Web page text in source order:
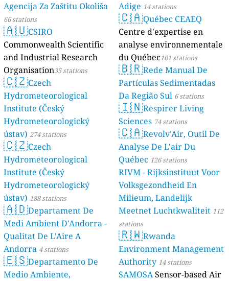
Agencija Za Zaštitu Okoliša
66 stations
🇦🇺CSIRO
Commonwealth Scientific
and Industrial Research
Organisation35 stations
🇨🇿Czech
Hydrometeorological
Institute (Český
Hydrometeorologický
ústav) 274 stations
🇨🇿Czech
Hydrometeorological
Institute (Český
Hydrometeorologický
ústav) 188 stations
🇦🇩Departament De
Medi Ambient D'Andorra -
Qualitat De L'Aire A
Andorra 4 stations
🇪🇸Departamento De
Medio Ambiente,
Adige 14 stations
🇨🇦Québec CEAEQ
Centre d'expertise en
analyse environnementale
du Québec101 stations
🇧🇷Rede Manual De
Partículas Sedimentadas
Da Região Sul 6 stations
🇮🇳Respirer Living
Sciences 74 stations
🇨🇦Revolv'Air, Outil De
Analyse De L'air Du
Québec 126 stations
RIVM - Rijksinstituut Voor
Volksgezondheid En
Milieum, Landelijk
Meetnet Luchtkwaliteit 112
stations
🇷🇼Rwanda
Environment Management
Authority 14 stations
SAMOSASensor-based Air